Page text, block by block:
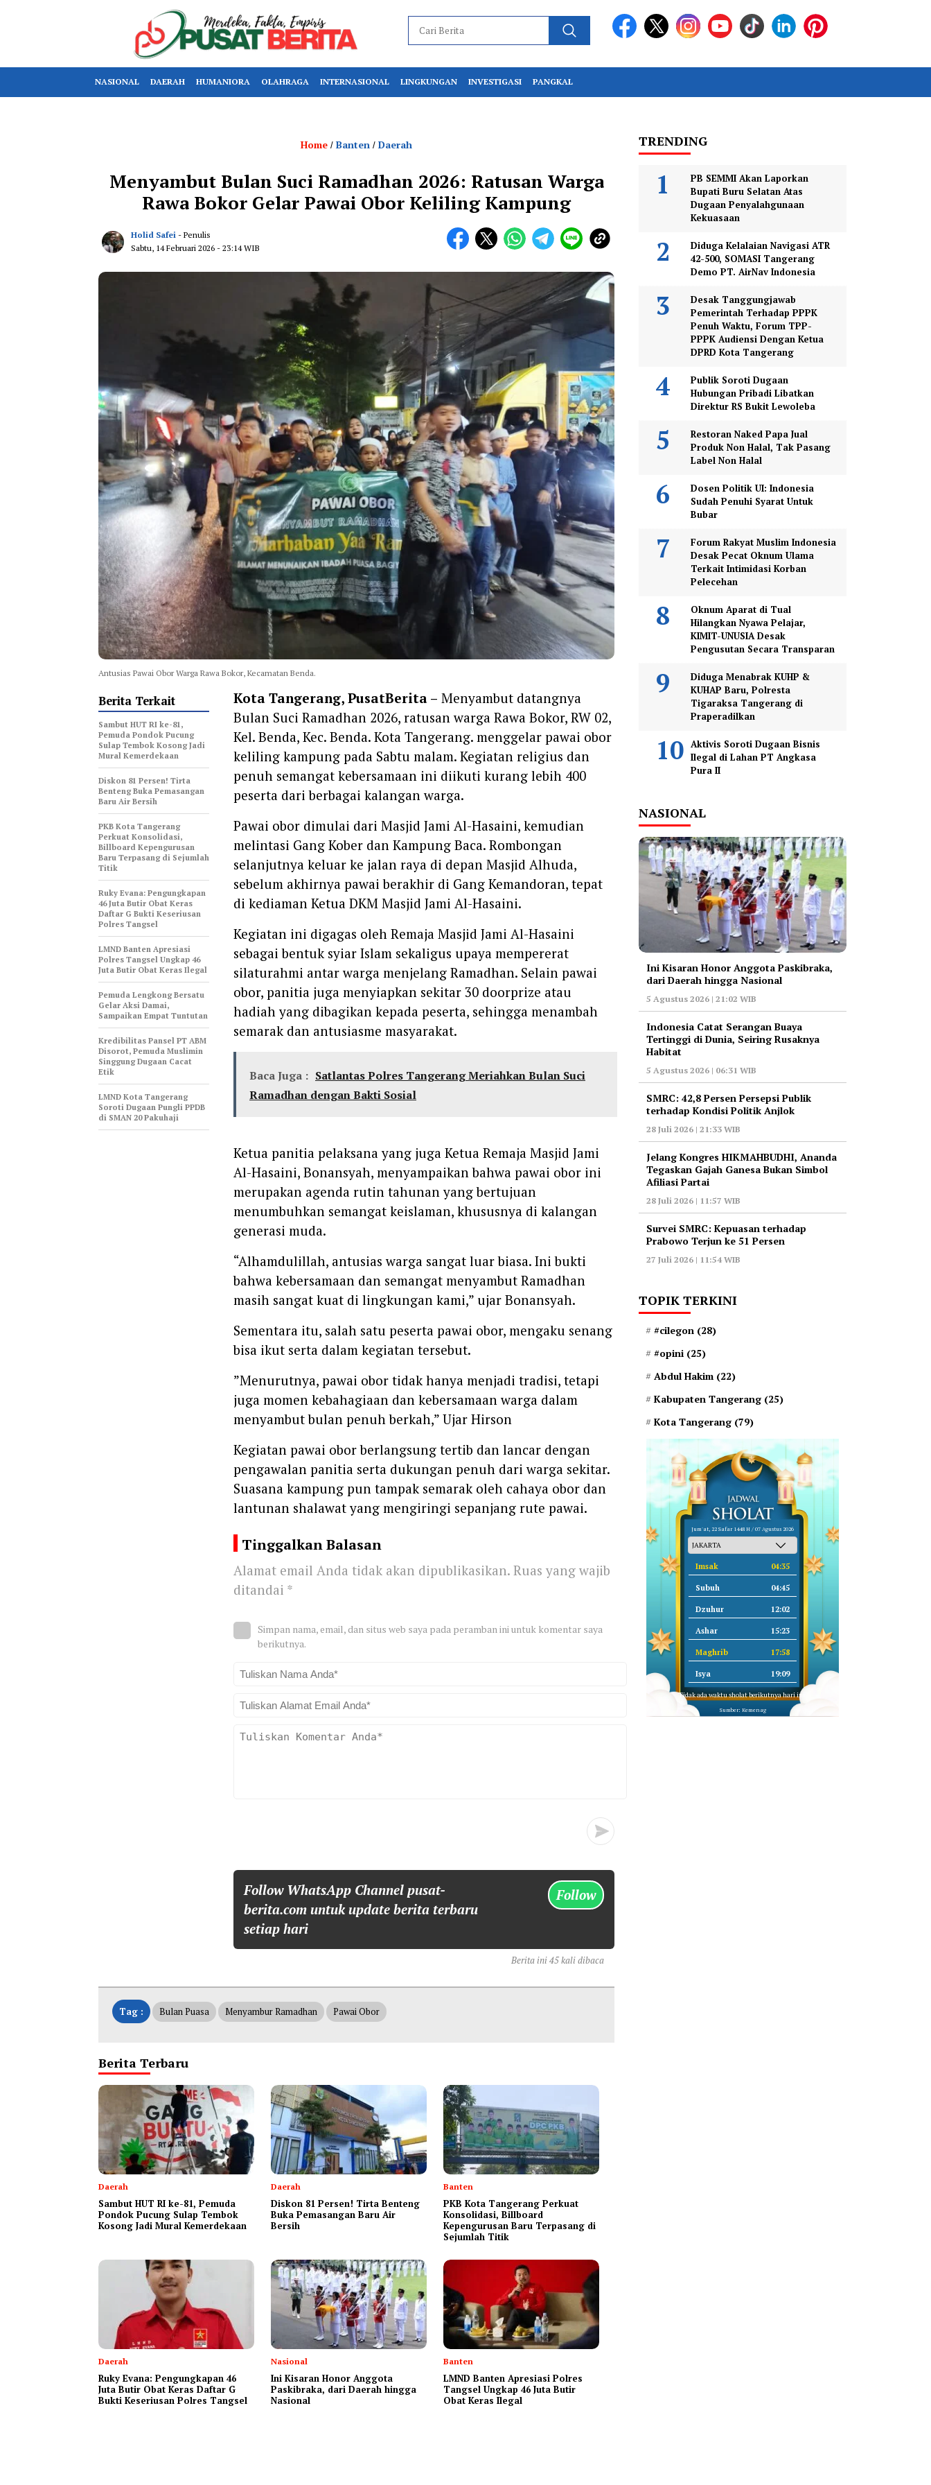
NASIONAL DAERAH HUMANIORA OLAHRAGA INTERNASIONAL LINGKUNGAN INVESTIGASI PANGKAL
Home / Banten / Daerah
Menyambut Bulan Suci Ramadhan 2026: Ratusan Warga
Rawa Bokor Gelar Pawai Obor Keliling Kampung
Holid Safei - Penulis
Sabtu, 14 Februari 2026 - 23:14 WIB
Antusias Pawai Obor Warga Rawa Bokor, Kecamatan Benda.
Kota Tangerang, PusatBerita – Menyambut datangnya
Bulan Suci Ramadhan 2026, ratusan warga Rawa Bokor, RW 02,
Kel. Benda, Kec. Benda. Kota Tangerang. menggelar pawai obor
keliling kampung pada Sabtu malam. Kegiatan religius dan
penuh semangat kebersamaan ini diikuti kurang lebih 400
peserta dari berbagai kalangan warga.
‎Pawai obor dimulai dari Masjid Jami Al-Hasaini, kemudian
melintasi Gang Kober dan Kampung Baca. Rombongan
selanjutnya keluar ke jalan raya di depan Masjid Alhuda,
sebelum akhirnya pawai berakhir di Gang Kemandoran, tepat
di kediaman Ketua DKM Masjid Jami Al-Hasaini.
‎Kegiatan ini digagas oleh Remaja Masjid Jami Al-Hasaini
sebagai bentuk syiar Islam sekaligus upaya mempererat
silaturahmi antar warga menjelang Ramadhan. Selain pawai
obor, panitia juga menyiapkan sekitar 30 doorprize atau
hadiah yang dibagikan kepada peserta, sehingga menambah
semarak dan antusiasme masyarakat.
Baca Juga : Satlantas Polres Tangerang Meriahkan Bulan Suci
Ramadhan dengan Bakti Sosial
‎Ketua panitia pelaksana yang juga Ketua Remaja Masjid Jami
Al-Hasaini, Bonansyah, menyampaikan bahwa pawai obor ini
merupakan agenda rutin tahunan yang bertujuan
menumbuhkan semangat keislaman, khususnya di kalangan
generasi muda.
‎“Alhamdulillah, antusias warga sangat luar biasa. Ini bukti
bahwa kebersamaan dan semangat menyambut Ramadhan
masih sangat kuat di lingkungan kami,” ujar Bonansyah.
‎Sementara itu, salah satu peserta pawai obor, mengaku senang
bisa ikut serta dalam kegiatan tersebut.
‎”Menurutnya, pawai obor tidak hanya menjadi tradisi, tetapi
juga momen kebahagiaan dan kebersamaan warga dalam
menyambut bulan penuh berkah,” Ujar Hirson
‎Kegiatan pawai obor berlangsung tertib dan lancar dengan
pengawalan panitia serta dukungan penuh dari warga sekitar.
Suasana kampung pun tampak semarak oleh cahaya obor dan
lantunan shalawat yang mengiringi sepanjang rute pawai.
Tinggalkan Balasan
Alamat email Anda tidak akan dipublikasikan. Ruas yang wajib
ditandai *
Simpan nama, email, dan situs web saya pada peramban ini untuk komentar saya
berikutnya.
Follow WhatsApp Channel pusat-
berita.com untuk update berita terbaru
setiap hari
Follow
Berita Terkait
Sambut HUT RI ke-81,
Pemuda Pondok Pucung
Sulap Tembok Kosong Jadi
Mural Kemerdekaan
Diskon 81 Persen! Tirta
Benteng Buka Pemasangan
Baru Air Bersih
‎PKB Kota Tangerang
Perkuat Konsolidasi,
Billboard Kepengurusan
Baru Terpasang di Sejumlah
Titik ‎
‎Ruky Evana: Pengungkapan
46 Juta Butir Obat Keras
Daftar G Bukti Keseriusan
Polres Tangsel
LMND Banten Apresiasi
Polres Tangsel Ungkap 46
Juta Butir Obat Keras Ilegal
Pemuda Lengkong Bersatu
Gelar Aksi Damai,
Sampaikan Empat Tuntutan
‎Kredibilitas Pansel PT ABM
Disorot, Pemuda Muslimin
Singgung Dugaan Cacat
Etik
LMND Kota Tangerang
Soroti Dugaan Pungli PPDB
di SMAN 20 Pakuhaji
Berita ini 45 kali dibaca
Tag : Bulan Puasa Menyambur Ramadhan Pawai Obor
Berita Terbaru
Daerah
Sambut HUT RI ke-81, Pemuda
Pondok Pucung Sulap Tembok
Kosong Jadi Mural Kemerdekaan
Daerah
Diskon 81 Persen! Tirta Benteng
Buka Pemasangan Baru Air
Bersih
Banten
‎PKB Kota Tangerang Perkuat
Konsolidasi, Billboard
Kepengurusan Baru Terpasang di
Sejumlah Titik ‎
Daerah
‎Ruky Evana: Pengungkapan 46
Juta Butir Obat Keras Daftar G
Bukti Keseriusan Polres Tangsel
Nasional
Ini Kisaran Honor Anggota
Paskibraka, dari Daerah hingga
Nasional
Banten
LMND Banten Apresiasi Polres
Tangsel Ungkap 46 Juta Butir
Obat Keras Ilegal
TRENDING
PB SEMMI Akan Laporkan
Bupati Buru Selatan Atas
Dugaan Penyalahgunaan
Kekuasaan
Diduga Kelalaian Navigasi ATR
42-500, SOMASI Tangerang
Demo PT. AirNav Indonesia
Desak Tanggungjawab
Pemerintah Terhadap PPPK
Penuh Waktu, Forum TPP-
PPPK Audiensi Dengan Ketua
DPRD Kota Tangerang
Publik Soroti Dugaan
Hubungan Pribadi Libatkan
Direktur RS Bukit Lewoleba
Restoran Naked Papa Jual
Produk Non Halal, Tak Pasang
Label Non Halal
Dosen Politik UI: Indonesia
Sudah Penuhi Syarat Untuk
Bubar
Forum Rakyat Muslim Indonesia
Desak Pecat Oknum Ulama
Terkait Intimidasi Korban
Pelecehan
Oknum Aparat di Tual
Hilangkan Nyawa Pelajar,
KIMIT-UNUSIA Desak
Pengusutan Secara Transparan
Diduga Menabrak KUHP &
KUHAP Baru, Polresta
Tigaraksa Tangerang di
Praperadilkan
Aktivis Soroti Dugaan Bisnis
Ilegal di Lahan PT Angkasa
Pura II
NASIONAL
Ini Kisaran Honor Anggota Paskibraka,
dari Daerah hingga Nasional
5 Agustus 2026 | 21:02 WIB
Indonesia Catat Serangan Buaya
Tertinggi di Dunia, Seiring Rusaknya
Habitat
5 Agustus 2026 | 06:31 WIB
‎SMRC: 42,8 Persen Persepsi Publik
terhadap Kondisi Politik Anjlok
28 Juli 2026 | 21:33 WIB
‎Jelang Kongres HIKMAHBUDHI, Ananda
Tegaskan Gajah Ganesa Bukan Simbol
Afiliasi Partai
28 Juli 2026 | 11:57 WIB
‎Survei SMRC: Kepuasan terhadap
Prabowo Terjun ke 51 Persen
27 Juli 2026 | 11:54 WIB
TOPIK TERKINI
#cilegon (28)
#opini (25)
Abdul Hakim (22)
Kabupaten Tangerang (25)
Kota Tangerang (79)
Jum'at, 22 Safar 1448 H / 07 Agustus 2026
Imsak 04:35
Subuh 04:45
Dzuhur 12:02
Ashar 15:23
Maghrib 17:58
Isya 19:09
Tidak ada waktu sholat berikutnya hari ini.
Sumber: Kemenag